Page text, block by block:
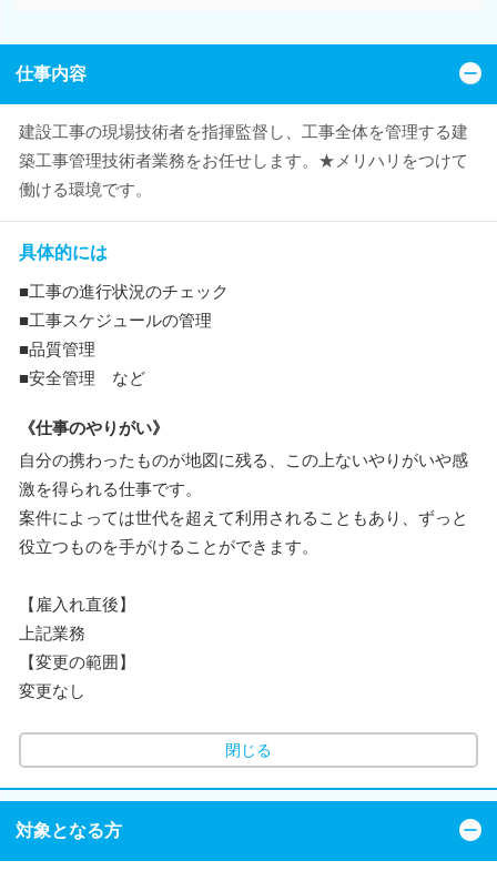
仕事内容
建設工事の現場技術者を指揮監督し、工事全体を管理する建
築工事管理技術者業務をお任せします。★メリハリをつけて
働ける環境です。
具体的には
■工事の進行状況のチェック
■工事スケジュールの管理
■品質管理
■安全管理 など
《仕事のやりがい》
自分の携わったものが地図に残る、この上ないやりがいや感
激を得られる仕事です。
案件によっては世代を超えて利用されることもあり、ずっと
役立つものを手がけることができます。
【雇入れ直後】
上記業務
【変更の範囲】
変更なし
閉じる
対象となる方